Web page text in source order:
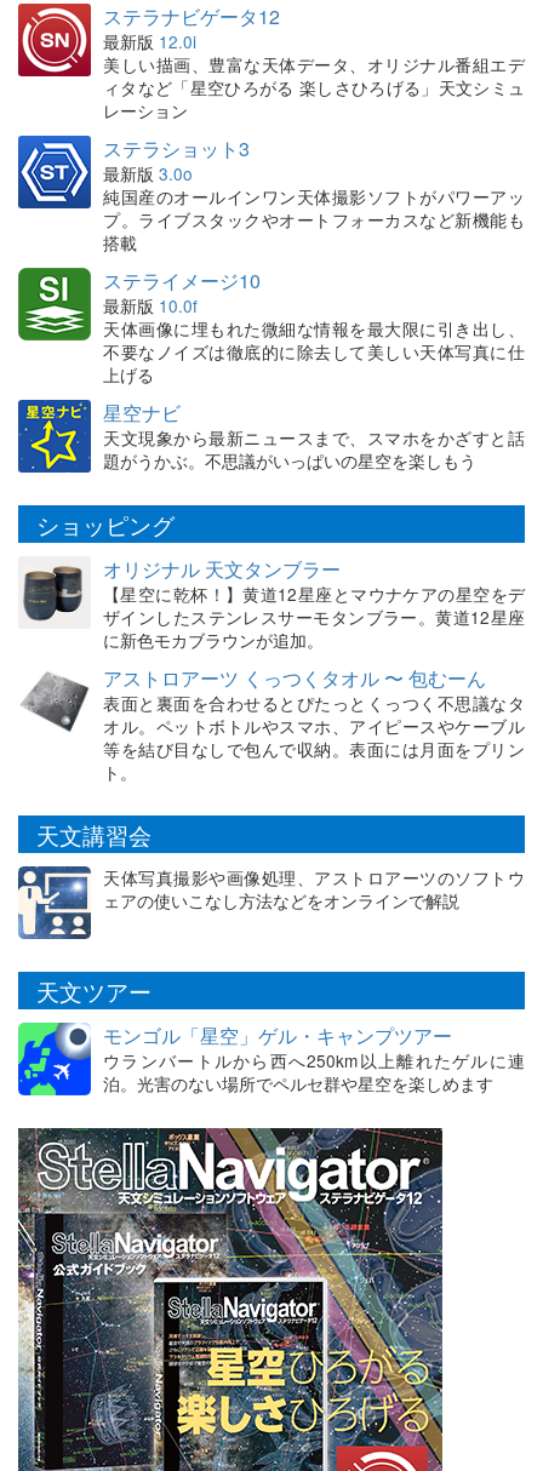
ステラナビゲータ12
最新版 12.0i
美しい描画、豊富な天体データ、オリジナル番組エデ
ィタなど「星空ひろがる 楽しさひろげる」天文シミュ
レーション
ステラショット3
最新版 3.0o
純国産のオールインワン天体撮影ソフトがパワーアッ
プ。ライブスタックやオートフォーカスなど新機能も
搭載
ステライメージ10
最新版 10.0f
天体画像に埋もれた微細な情報を最大限に引き出し、
不要なノイズは徹底的に除去して美しい天体写真に仕
上げる
星空ナビ
天文現象から最新ニュースまで、スマホをかざすと話
題がうかぶ。不思議がいっぱいの星空を楽しもう
ショッピング
オリジナル 天文タンブラー
【星空に乾杯！】黄道12星座とマウナケアの星空をデ
ザインしたステンレスサーモタンブラー。黄道12星座
に新色モカブラウンが追加。
アストロアーツ くっつくタオル 〜 包むーん
表面と裏面を合わせるとぴたっとくっつく不思議なタ
オル。ペットボトルやスマホ、アイピースやケーブル
等を結び目なしで包んで収納。表面には月面をプリン
ト。
天文講習会
天体写真撮影や画像処理、アストロアーツのソフトウ
ェアの使いこなし方法などをオンラインで解説
天文ツアー
モンゴル「星空」ゲル・キャンプツアー
ウランバートルから西へ250km以上離れたゲルに連
泊。光害のない場所でペルセ群や星空を楽しめます